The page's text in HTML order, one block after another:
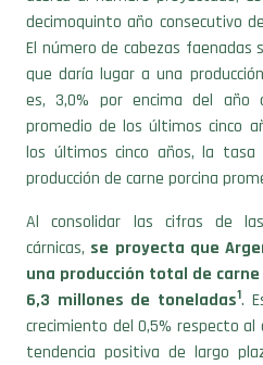
El número de cabezas faenadas
que daría lugar a una
es, 3,0% por encima del año
promedio de los últimos cinco
los últimos cinco años, la
producción de carne porcina
Al consolidar las cifras de las
cárnicas,se proyecta que
una producción total de
6,3 millones de toneladas.
crecimiento del 0,5% respecto
tendencia positiva de largo
encima del promedio del